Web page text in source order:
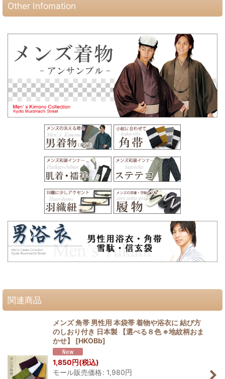
Other Infomation
関連商品
メンズ 角帯 男性用 本袋帯 着物や浴衣に 結び方
のしおり付き 日本製 【選べる８色 ※地紋柄おま
かせ】
[HKOBb]
1,850円(税込)
モール販売価格: 1,980円